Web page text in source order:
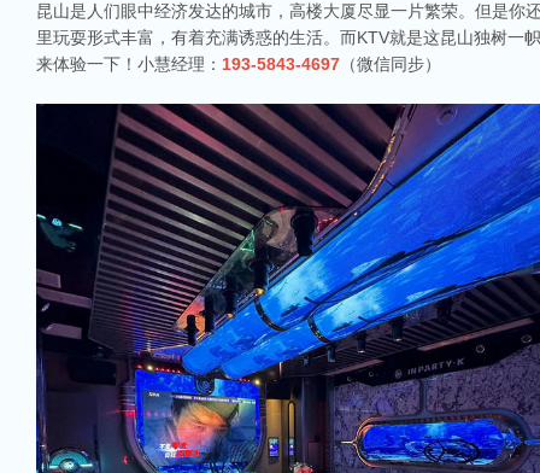
昆山是人们眼中经济发达的城市，高楼大厦尽显一片繁荣。但是
里玩耍形式丰富，有着充满诱惑的生活。而KTV就是这昆山独树
来体验一下！小慧经理： 193-5843-4697 （微信同步）